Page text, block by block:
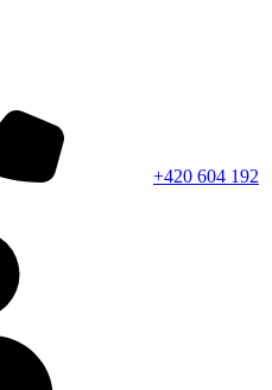
+420 604 192